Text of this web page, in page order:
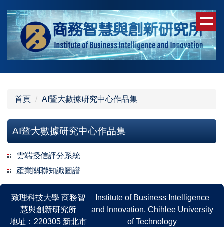
到
主
要
首頁 AI暨大數據研究中心作品集
AI暨大數據研究中心作品集
雲端授信評分系統
產業關聯知識圖譜
致理科技大學 商務智
慧與創新研究所
地址：220305 新北市
Institute of Business Intelligence
and Innovation, Chihlee University
of Technology